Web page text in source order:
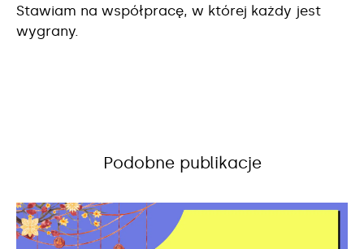
Stawiam na współpracę, w której każdy jest
wygrany.
Podobne publikacje